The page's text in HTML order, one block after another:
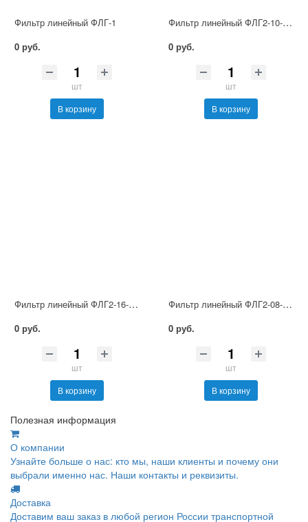
Фильтр линейный ФЛГ-1
0 руб.
шт
В корзину
Фильтр линейный ФЛГ2-10-250
0 руб.
шт
В корзину
Фильтр линейный ФЛГ2-16-250
0 руб.
шт
В корзину
Фильтр линейный ФЛГ2-08-100
0 руб.
шт
В корзину
Полезная информация
О компании
Узнайте больше о нас: кто мы, наши клиенты и почему они
выбрали именно нас. Наши контакты и реквизиты.
Доставка
Доставим ваш заказ в любой регион России транспортной